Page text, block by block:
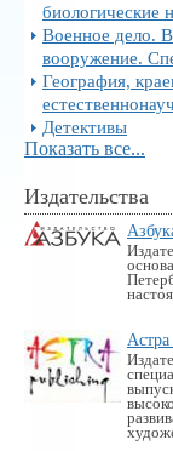
биологические
Военное дело.
вооружение.
География,
Детективы
Показать все...
Издательства